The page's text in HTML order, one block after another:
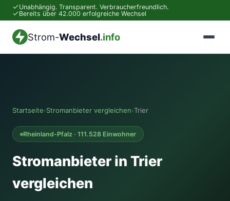
Unabhängig. Transparent. Verbraucherfreundlich.
Bereits über 42.000 erfolgreiche Wechsel
Strom-Wechsel.info
Startseite›Stromanbieter vergleichen›Trier
Rheinland-Pfalz · 111.528 Einwohner
Stromanbieter in Trier
vergleichen